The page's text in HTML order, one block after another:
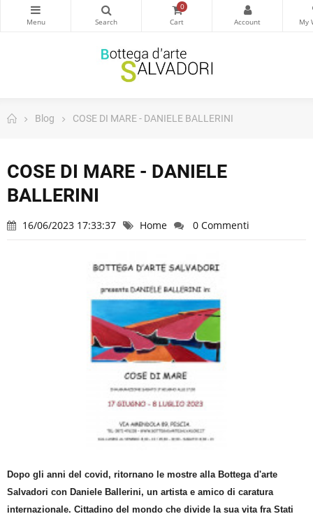
0
Blog COSE DI MARE - DANIELE BALLERINI
COSE DI MARE - DANIELE
BALLERINI
16/06/2023 17:33:37 Home 0 Commenti
Dopo gli anni del covid, ritornano le mostre alla Bottega d'arte
Salvadori con Daniele Ballerini, un artista e amico di caratura
internazionale. Cittadino del mondo che divide la sua vita fra Stati